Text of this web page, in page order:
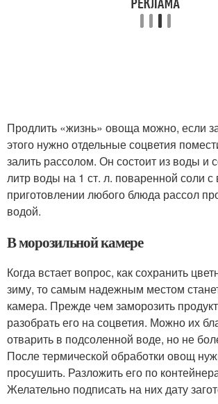
Продлить «жизнь» овоща можно, если
этого нужно отдельные соцветия
залить рассолом. Он состоит из воды и
литр воды на 1 ст. л. поваренной соли
приготовлении любого блюда рассол
водой.
В морозильной камере
Когда встает вопрос, как сохранить
зиму, то самым надежным местом
камера. Прежде чем заморозить
разобрать его на соцветия. Можно их
отварить в подсоленной воде, но не
После термической обработки овощ
просушить. Разложить его по
Желательно подписать на них дату